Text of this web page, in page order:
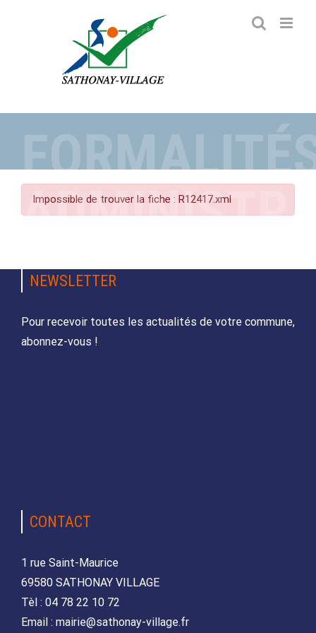
Impossible de trouver la fiche : R12417.xml
NEWSLETTER
Pour recevoir toutes les actualités de votre commune,
abonnez-vous !
CONTACT
1 rue Saint-Maurice
69580 SATHONAY VILLAGE
Tèl : 04 78 22 10 72
Email : mairie@sathonay-village.fr